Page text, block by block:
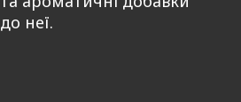
до неї.